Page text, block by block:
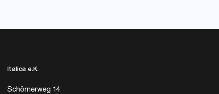
Italica e.K.
Schömerweg 14